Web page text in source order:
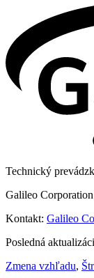
Technický
Galileo
Kontakt: Galileo
Posledná
Zmena vzhľadu,